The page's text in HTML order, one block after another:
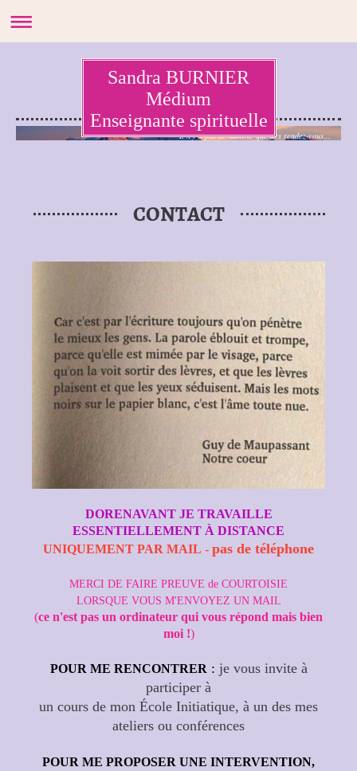
Sandra BURNIER
Médium
Enseignante spirituelle
Il n'y a pas de hasard, que des rendez-vous...
CONTACT
DORENAVANT JE TRAVAILLE
ESSENTIELLEMENT À DISTANCE
UNIQUEMENT PAR MAIL - pas de téléphone
MERCI DE FAIRE PREUVE de COURTOISIE
LORSQUE VOUS M'ENVOYEZ UN MAIL
(ce n'est pas un ordinateur qui vous répond mais bien
moi !)
POUR ME RENCONTRER : je vous invite à
participer à
un cours de mon École Initiatique, à un des mes
ateliers ou conférences
POUR ME PROPOSER UNE INTERVENTION,